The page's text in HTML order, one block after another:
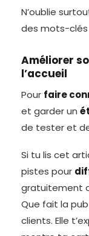
N’oublie
des mots-clés
Améliorer
l’accueil
Pour faire
et garder un
de tester et
Si tu lis cet
pistes pour
gratuitement
Que fait la
clients. Elle